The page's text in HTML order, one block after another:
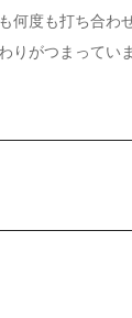
何度も打ち合わ
りがつまっていま